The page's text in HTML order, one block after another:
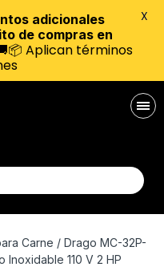
Carne / Drago MC-32P-
Inoxidable 110 V 2 HP
adicionales
de compras en
Aplican términos
X